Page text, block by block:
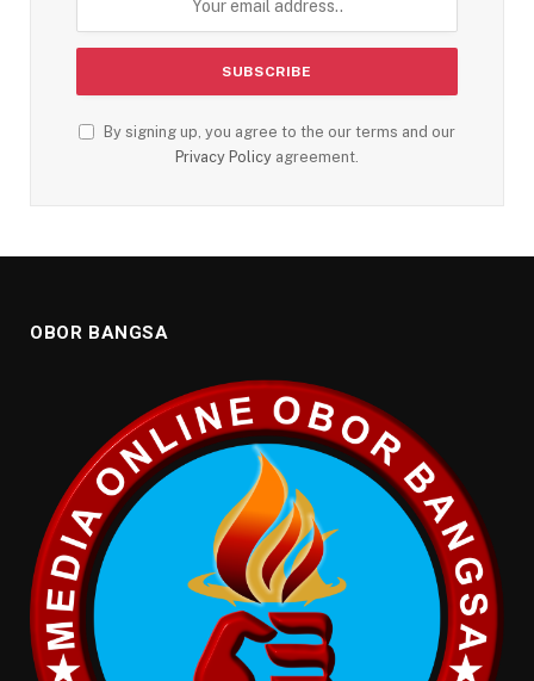
By signing up, you agree to the our terms and our
Privacy Policy agreement.
OBOR BANGSA